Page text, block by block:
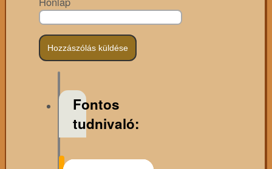
Fontos
tudnivaló: